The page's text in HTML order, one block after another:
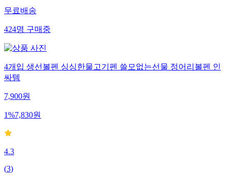
무료배송
424명구매중
4개입 생선볼펜 싱싱한물고기펜 쓸모없는선물 정어리볼펜 인
싸템
7,900원
1%7,830원
4.3
(3)